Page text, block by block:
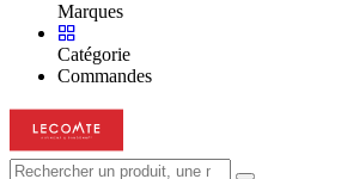
Marques
Catégorie
Commandes